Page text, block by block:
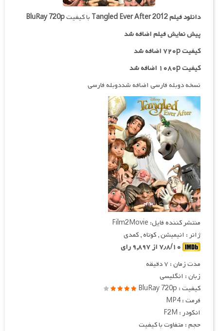
دانلود فیلمTangled Ever After 2012 با کیفیتBluRay 720p
پیش نمایش فیلم اضافه شد
کیفیت ۷۲۰p اضافه شد
کیفیت ۱۰۸۰p اضافه شد
نسخه دوبله فارسی اضافه شددوبله فارسی
منتشر کننده فایل: Film2Movie
ژانر : انیمیشن , کوتاه , کمدی
۹,۸۹۷رای
مدت زمان : ۷ دقیقه
زبان : انگلیسی
کیفیت : BluRay 720p
فرمت : MP4
انکودر : F2M
حجم : متفاوت با کیفیت